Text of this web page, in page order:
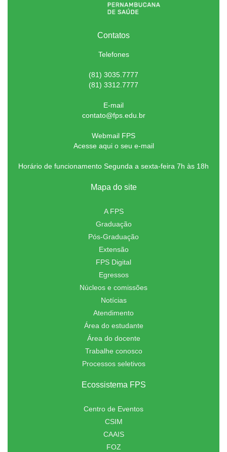
Contatos
Telefones
(81) 3035.7777
(81) 3312.7777
E-mail
contato@fps.edu.br
Webmail FPS
Acesse aqui o seu e-mail
Horário de funcionamento Segunda a sexta-feira 7h às 18h
Mapa do site
A FPS
Graduação
Pós-Graduação
Extensão
FPS Digital
Egressos
Núcleos e comissões
Notícias
Atendimento
Área do estudante
Área do docente
Trabalhe conosco
Processos seletivos
Ecossistema FPS
Centro de Eventos
CSIM
CAAIS
FOZ